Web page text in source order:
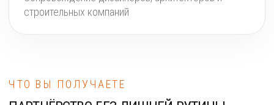
строительных компаний
ЧТО ВЫ ПОЛУЧАЕТЕ